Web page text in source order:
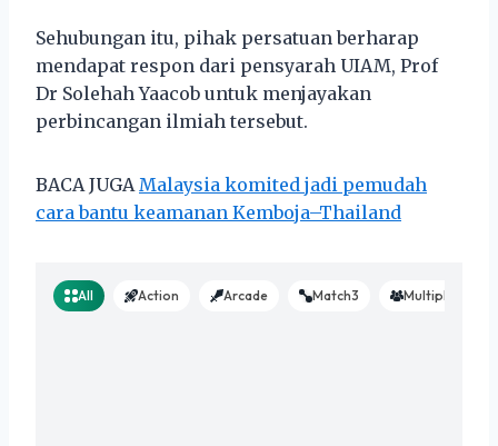
Sehubungan itu, pihak persatuan berharap
mendapat respon dari pensyarah UIAM, Prof
Dr Solehah Yaacob untuk menjayakan
perbincangan ilmiah tersebut.
BACA JUGA Malaysia komited jadi pemudah
cara bantu keamanan Kemboja–Thailand